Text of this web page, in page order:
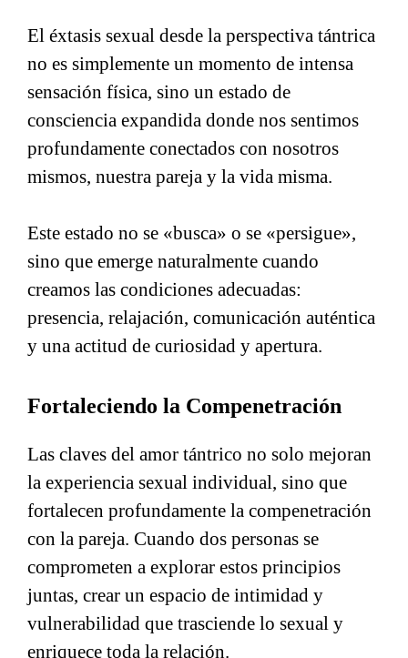
El éxtasis sexual desde la perspectiva tántrica
no es simplemente un momento de intensa
sensación física, sino un estado de
consciencia expandida donde nos sentimos
profundamente conectados con nosotros
mismos, nuestra pareja y la vida misma.
Este estado no se «busca» o se «persigue»,
sino que emerge naturalmente cuando
creamos las condiciones adecuadas:
presencia, relajación, comunicación auténtica
y una actitud de curiosidad y apertura.
Fortaleciendo la Compenetración
Las claves del amor tántrico no solo mejoran
la experiencia sexual individual, sino que
fortalecen profundamente la compenetración
con la pareja. Cuando dos personas se
comprometen a explorar estos principios
juntas, crear un espacio de intimidad y
vulnerabilidad que trasciende lo sexual y
enriquece toda la relación.